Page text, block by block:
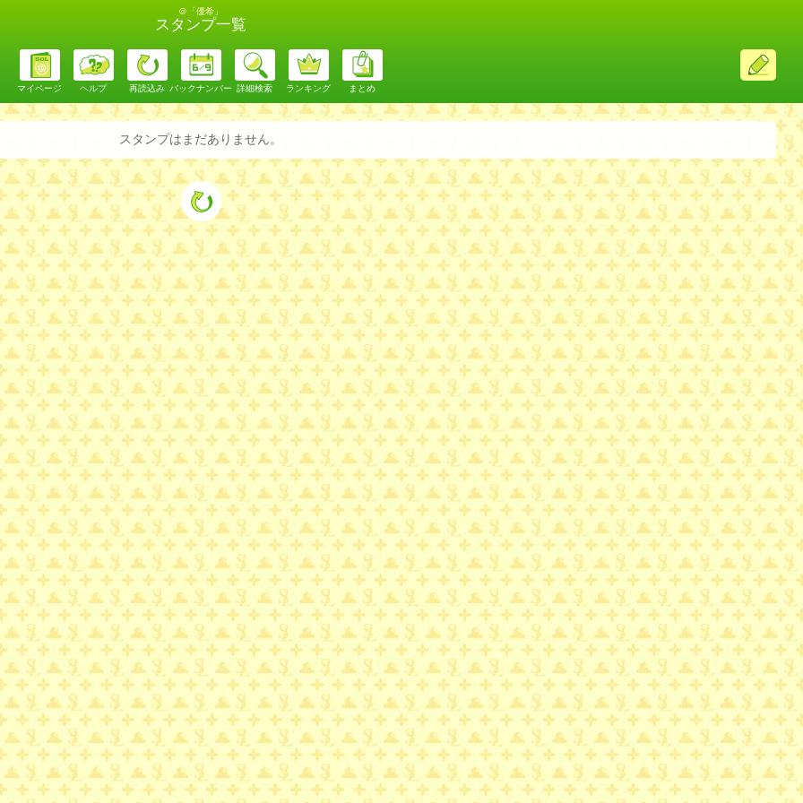
＠「優希」
スタンプ一覧
ス
レ
投
マイページ ヘルプ 再読込み バックナンバー 詳細検索 ランキング まとめ
スタンプはまだありません。